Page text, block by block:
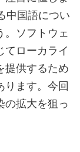
中国語につい
。ソフトウェ
てローカライ
提供するため
ります。今回
の拡大を狙っ